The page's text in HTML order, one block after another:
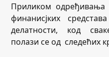
Приликом
финанисјких
делатности, код
полази се од следећих